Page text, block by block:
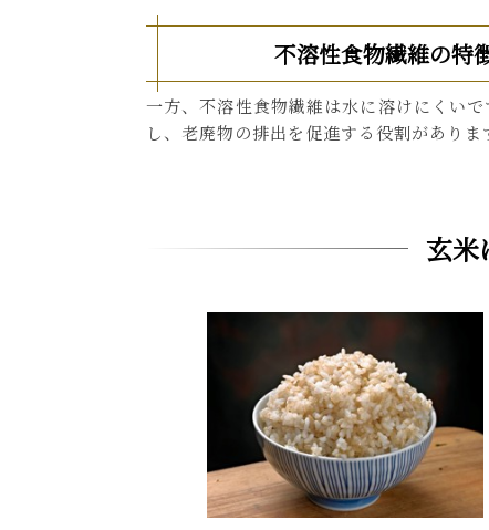
不溶性食物繊維の特
一方、不溶性食物繊維は水に溶けにくい
し、老廃物の排出を促進する役割がありま
玄米